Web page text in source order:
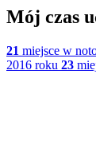
Mój czas
21 miejsce w
2016 roku 23